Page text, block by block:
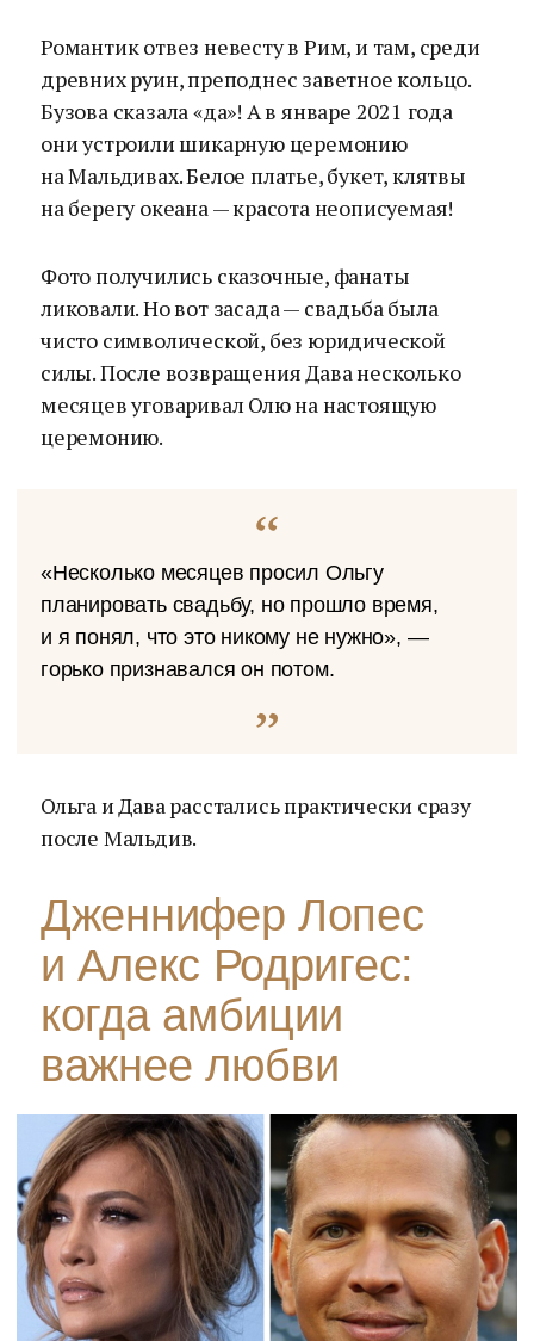
Романтик отвез невесту в Рим, и там, среди
древних руин, преподнес заветное кольцо.
Бузова сказала «да»! А в январе 2021 года
они устроили шикарную церемонию
на Мальдивах. Белое платье, букет, клятвы
на берегу океана — красота неописуемая!
Фото получились сказочные, фанаты
ликовали. Но вот засада — свадьба была
чисто символической, без юридической
силы. После возвращения Дава несколько
месяцев уговаривал Олю на настоящую
церемонию.
«Несколько месяцев просил Ольгу
планировать свадьбу, но прошло время,
и я понял, что это никому не нужно», —
горько признавался он потом.
Ольга и Дава расстались практически сразу
после Мальдив.
Дженнифер Лопес
и Алекс Родригес:
когда амбиции
важнее любви